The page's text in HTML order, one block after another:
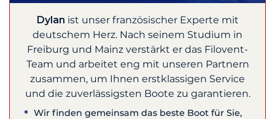
Dylan ist unser französischer Experte mit
deutschem Herz. Nach seinem Studium in
Freiburg und Mainz verstärkt er das Filovent-
Team und arbeitet eng mit unseren Partnern
zusammen, um Ihnen erstklassigen Service
und die zuverlässigsten Boote zu garantieren.
Wir finden gemeinsam das beste Boot für Sie,